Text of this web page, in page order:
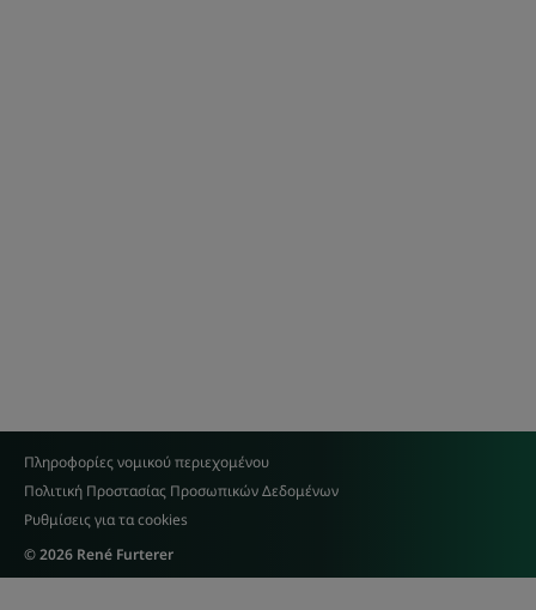
Πληροφορίες νομικού περιεχομένου
Πολιτική Προστασίας Προσωπικών Δεδομένων
Ρυθμίσεις για τα cookies
© 2026 René Furterer